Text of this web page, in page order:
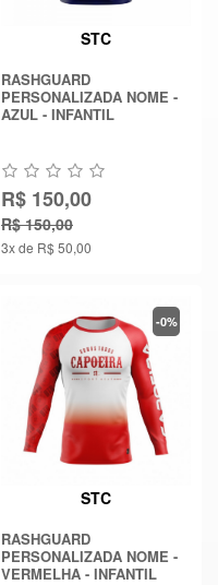
STC
RASHGUARD
PERSONALIZADA NOME -
AZUL - INFANTIL
R$ 150,00
R$ 150,00
3x de R$ 50,00
STC
RASHGUARD
PERSONALIZADA NOME -
VERMELHA - INFANTIL
-0%